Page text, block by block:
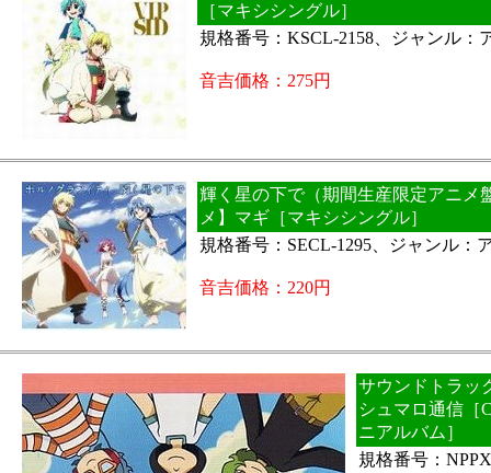
［マキシシングル］
規格番号：KSCL-2158、ジャンル：
音吉価格：275円
輝く星の下で（期間生産限定アニメ
メ】マギ［マキシシングル］
規格番号：SECL-1295、ジャンル：
音吉価格：220円
サウンドトラッ
シュマロ通信［
ニアルバム］
規格番号：